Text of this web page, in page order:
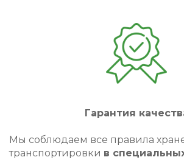
Гарантия
Мы соблюдаем все правила
транспортировки в